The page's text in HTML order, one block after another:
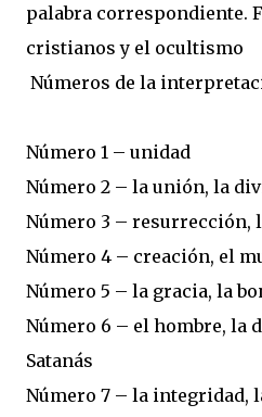
palabra correspondiente.
cristianos y el ocultismo
Números de la
Número 1 – unidad
Número 2 – la unión, la
Número 3 – resurrección,
Número 4 – creación, el
Número 5 – la gracia, la
Número 6 – el hombre, la
Satanás
Número 7 – la integridad,